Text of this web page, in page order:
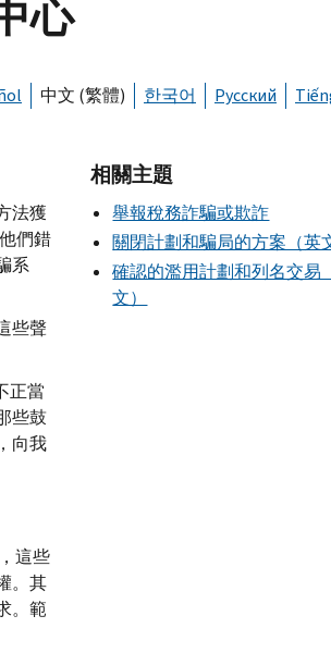
心
中文 (繁體) 한국어 Русский
法獲
們錯
系
些聲
正當
些鼓
向我
這些
。其
。範
相關主題
舉報稅務詐騙或欺詐
關閉計劃和騙局的方案（英
確認的濫用計劃和列名交易
文）